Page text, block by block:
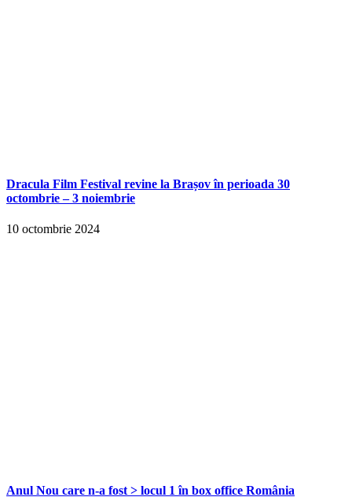
Dracula Film Festival revine la Brașov în perioada 30
octombrie – 3 noiembrie
10 octombrie 2024
Anul Nou care n-a fost > locul 1 în box office România